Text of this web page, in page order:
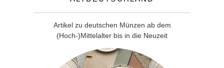
Artikel zu deutschen Münzen ab dem
(Hoch-)Mittelalter bis in die Neuzeit